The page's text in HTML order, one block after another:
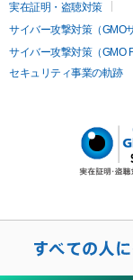
実在証明・盗聴対策
サイバー攻撃対策（GMO
サイバー攻撃対策（GMO
セキュリティ事業の軌跡